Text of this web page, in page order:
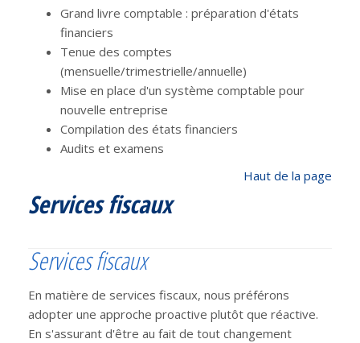
Grand livre comptable : préparation d'états
financiers
Tenue des comptes
(mensuelle/trimestrielle/annuelle)
Mise en place d'un système comptable pour
nouvelle entreprise
Compilation des états financiers
Audits et examens
Haut de la page
Services fiscaux
Services fiscaux
En matière de services fiscaux, nous préférons
adopter une approche proactive plutôt que réactive.
En s'assurant d'être au fait de tout changement